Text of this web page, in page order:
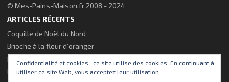
© Mes-Pains-Maison.fr 2008 - 2024
ARTICLES RÉCENTS
Coquille de Noël du Nord
Brioche à la fleur d’oranger
Pains Poêlés pour le gouter
Nouveau thème visuel pour le site !
Confidentialité et cookies : ce site utilise des cookies. En continuant à
utiliser ce site Web, vous acceptez leur utilisation.